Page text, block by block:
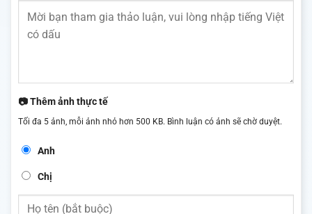
📷 Thêm ảnh thực tế
Tối đa 5 ảnh, mỗi ảnh nhỏ hơn 500 KB. Bình luận có ảnh sẽ chờ duyệt.
Anh
Chị